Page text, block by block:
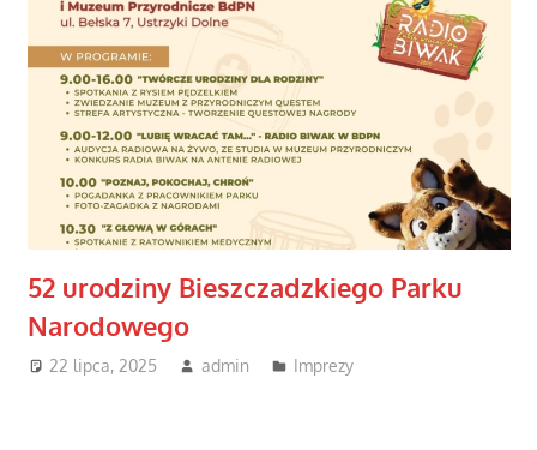
52 urodziny Bieszczadzkiego Parku
Narodowego
22 lipca, 2025 admin Imprezy